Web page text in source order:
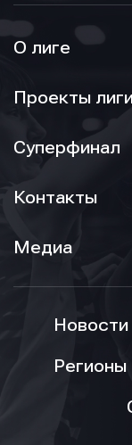
О лиге
Проекты
Суперфинал
Контакты
Медиа
Новости
Регионы